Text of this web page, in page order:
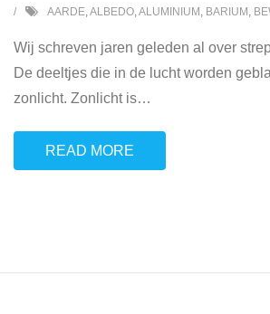
AARDE,ALBEDO,ALUMINIUM , BARIUM ,
Wij schreven jaren geleden al over
De deeltjes die in de lucht worden
zonlicht. Zonlicht is…
READ MORE